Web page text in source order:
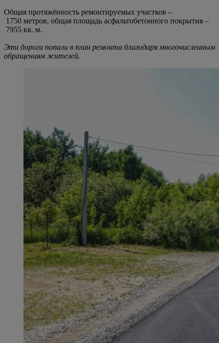
Общая протяжённость ремонтируемых участков –
1750 метров, общая площадь асфальтобетонного покрытия –
7955 кв. м.
Эти дороги попали в план ремонта благодаря многочисленным
обращениям жителей.